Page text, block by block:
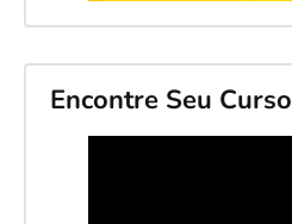
Encontre Seu Curso